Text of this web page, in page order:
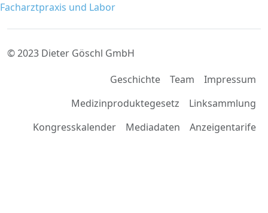
Facharztpraxis und Labor
© 2023 Dieter Göschl GmbH
Geschichte
Team
Impressum
Medizinproduktegesetz
Linksammlung
Kongresskalender
Mediadaten Anzeigentarife